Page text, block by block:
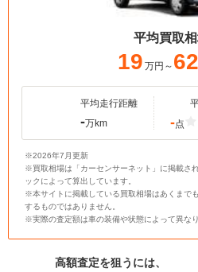
平均買取
19 万円～
平均走行距離
-万km -点
※2026年7月更新
※買取相場は「カーセンサーネット」に掲載さ
ックによって算出しています。
※本サイトに掲載している買取相場はあくまで
するものではありません。
※実際の査定額は車の装備や状態によって異なり
高額査定を狙うには、